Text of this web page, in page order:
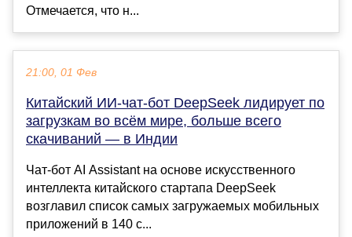
Отмечается, что н...
21:00, 01 Фев
Китайский ИИ-чат-бот DeepSeek лидирует по
загрузкам во всём мире, больше всего
скачиваний — в Индии
Чат-бот AI Assistant на основе искусственного
интеллекта китайского стартапа DeepSeek
возглавил список самых загружаемых мобильных
приложений в 140 с...